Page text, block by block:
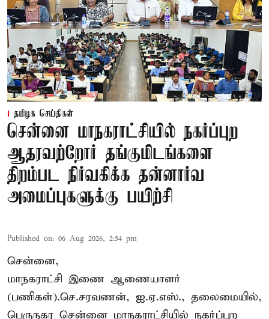
தமிழக செய்திகள்
சென்னை மாநகராட்சியில் நகர்ப்புற
ஆதரவற்றோர் தங்குமிடங்களை
திறம்பட நிர்வகிக்க தன்னார்வ
அமைப்புகளுக்கு பயிற்சி
Published on: 06 Aug 2026, 2:54 pm
சென்னை,
மாநகராட்சி இணை ஆணையாளர்
(பணிகள்).செ.சரவணன், ஐ.ஏ.எஸ்., தலைமையில்,
பெருநகர சென்னை மாநகராட்சியில் நகர்ப்புற